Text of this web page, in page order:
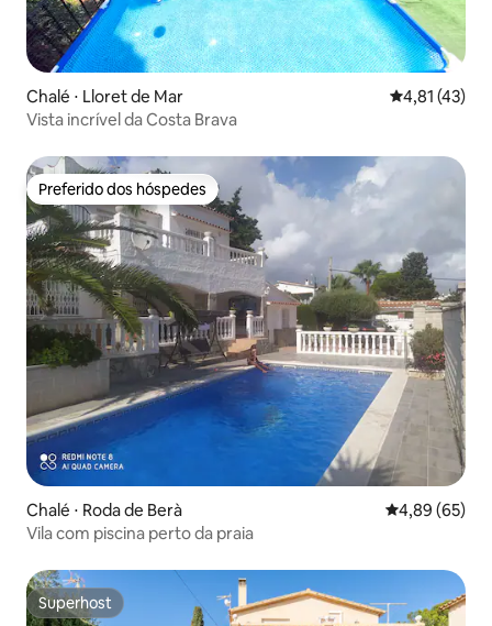
Chalé ⋅ Lloret de Mar 4,81 de uma
4,81 (43)
Vista incrível da Costa Brava
Preferido dos hóspedes
Preferido dos hóspedes
Chalé ⋅ Roda de Berà 4,89 de uma
4,89 (65)
Vila com piscina perto da praia
Superhost
Superhost